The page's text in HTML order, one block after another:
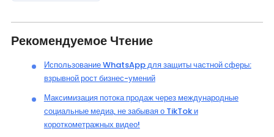
Рекомендуемое Чтение
Использование WhatsApp для защиты частной сферы:
взрывной рост бизнес-умений
Максимизация потока продаж через международные
социальные медиа, не забывая о TikTok и
короткометражных видео!